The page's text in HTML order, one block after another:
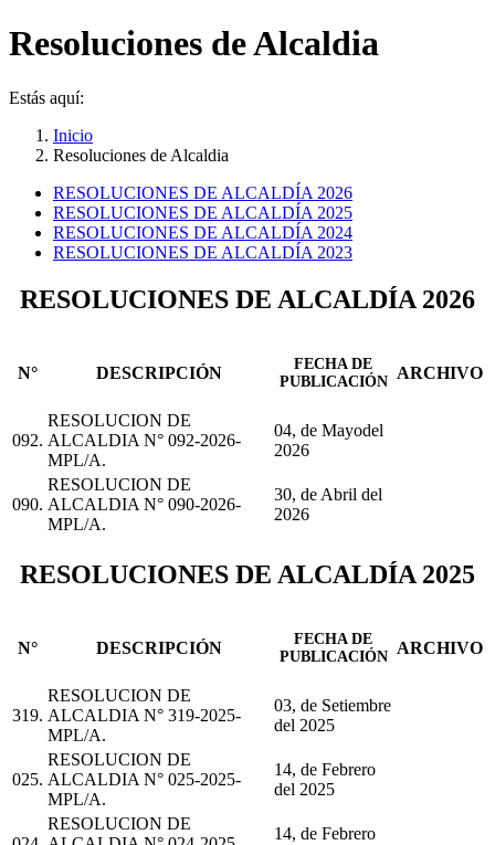
Resoluciones de Alcaldia
Estás aquí:
Inicio
Resoluciones de Alcaldia
RESOLUCIONES DE ALCALDÍA 2026
RESOLUCIONES DE ALCALDÍA 2025
RESOLUCIONES DE ALCALDÍA 2024
RESOLUCIONES DE ALCALDÍA 2023
RESOLUCIONES DE ALCALDÍA 2026
N° DESCRIPCIÓN
FECHA DE
PUBLICACIÓN
ARCHIVO
092.
RESOLUCION DE
ALCALDIA N° 092-2026-
MPL/A.
04, de Mayodel
2026
090.
RESOLUCION DE
ALCALDIA N° 090-2026-
MPL/A.
30, de Abril del
2026
RESOLUCIONES DE ALCALDÍA 2025
N° DESCRIPCIÓN
FECHA DE
PUBLICACIÓN
ARCHIVO
319.
RESOLUCION DE
ALCALDIA N° 319-2025-
MPL/A.
03, de Setiembre
del 2025
025.
RESOLUCION DE
ALCALDIA N° 025-2025-
MPL/A.
14, de Febrero
del 2025
RESOLUCION DE
14, de Febrero